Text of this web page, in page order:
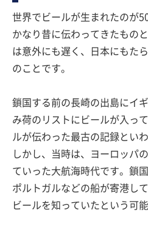
世界でビールが生まれたのが
かなり昔に伝わってきたもの
は意外にも遅く、日本にもた
のことです。
鎖国する前の長崎の出島にイ
み荷のリストにビールが入っ
ルが伝わった最古の記録とい
しかし、当時は、ヨーロッパ
ていった大航海時代です。鎖
ポルトガルなどの船が寄港し
ビールを知っていたという可